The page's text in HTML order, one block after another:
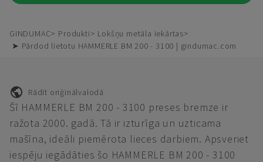
GINDUMAC Produkti
Lokšņu metāla iekārtas
➤ Pārdod lietotu HAMMERLE BM 200 - 3100 | gindumac.com
Rādīt oriģinālvalodā
Šī HAMMERLE BM 200 - 3100 preses bremze ir
ražota 2000. gadā. Tā ir izturīga un uzticama
mašīna, ideāli piemērota lieces darbiem. Apsveriet
iespēju iegādāties šo HAMMERLE BM 200 - 3100